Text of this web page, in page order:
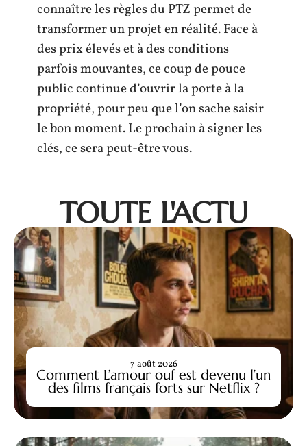
connaître les règles du PTZ permet de
transformer un projet en réalité. Face à
des prix élevés et à des conditions
parfois mouvantes, ce coup de pouce
public continue d’ouvrir la porte à la
propriété, pour peu que l’on sache saisir
le bon moment. Le prochain à signer les
clés, ce sera peut-être vous.
TOUTE L'ACTU
Comment L’amour ouf est devenu l’un
des films français forts sur Netflix ?
7 août 2026